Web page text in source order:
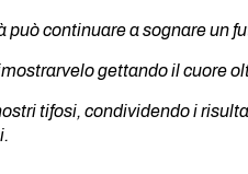
continuare a sognare un
gettando il cuore
tifosi, condividendo i